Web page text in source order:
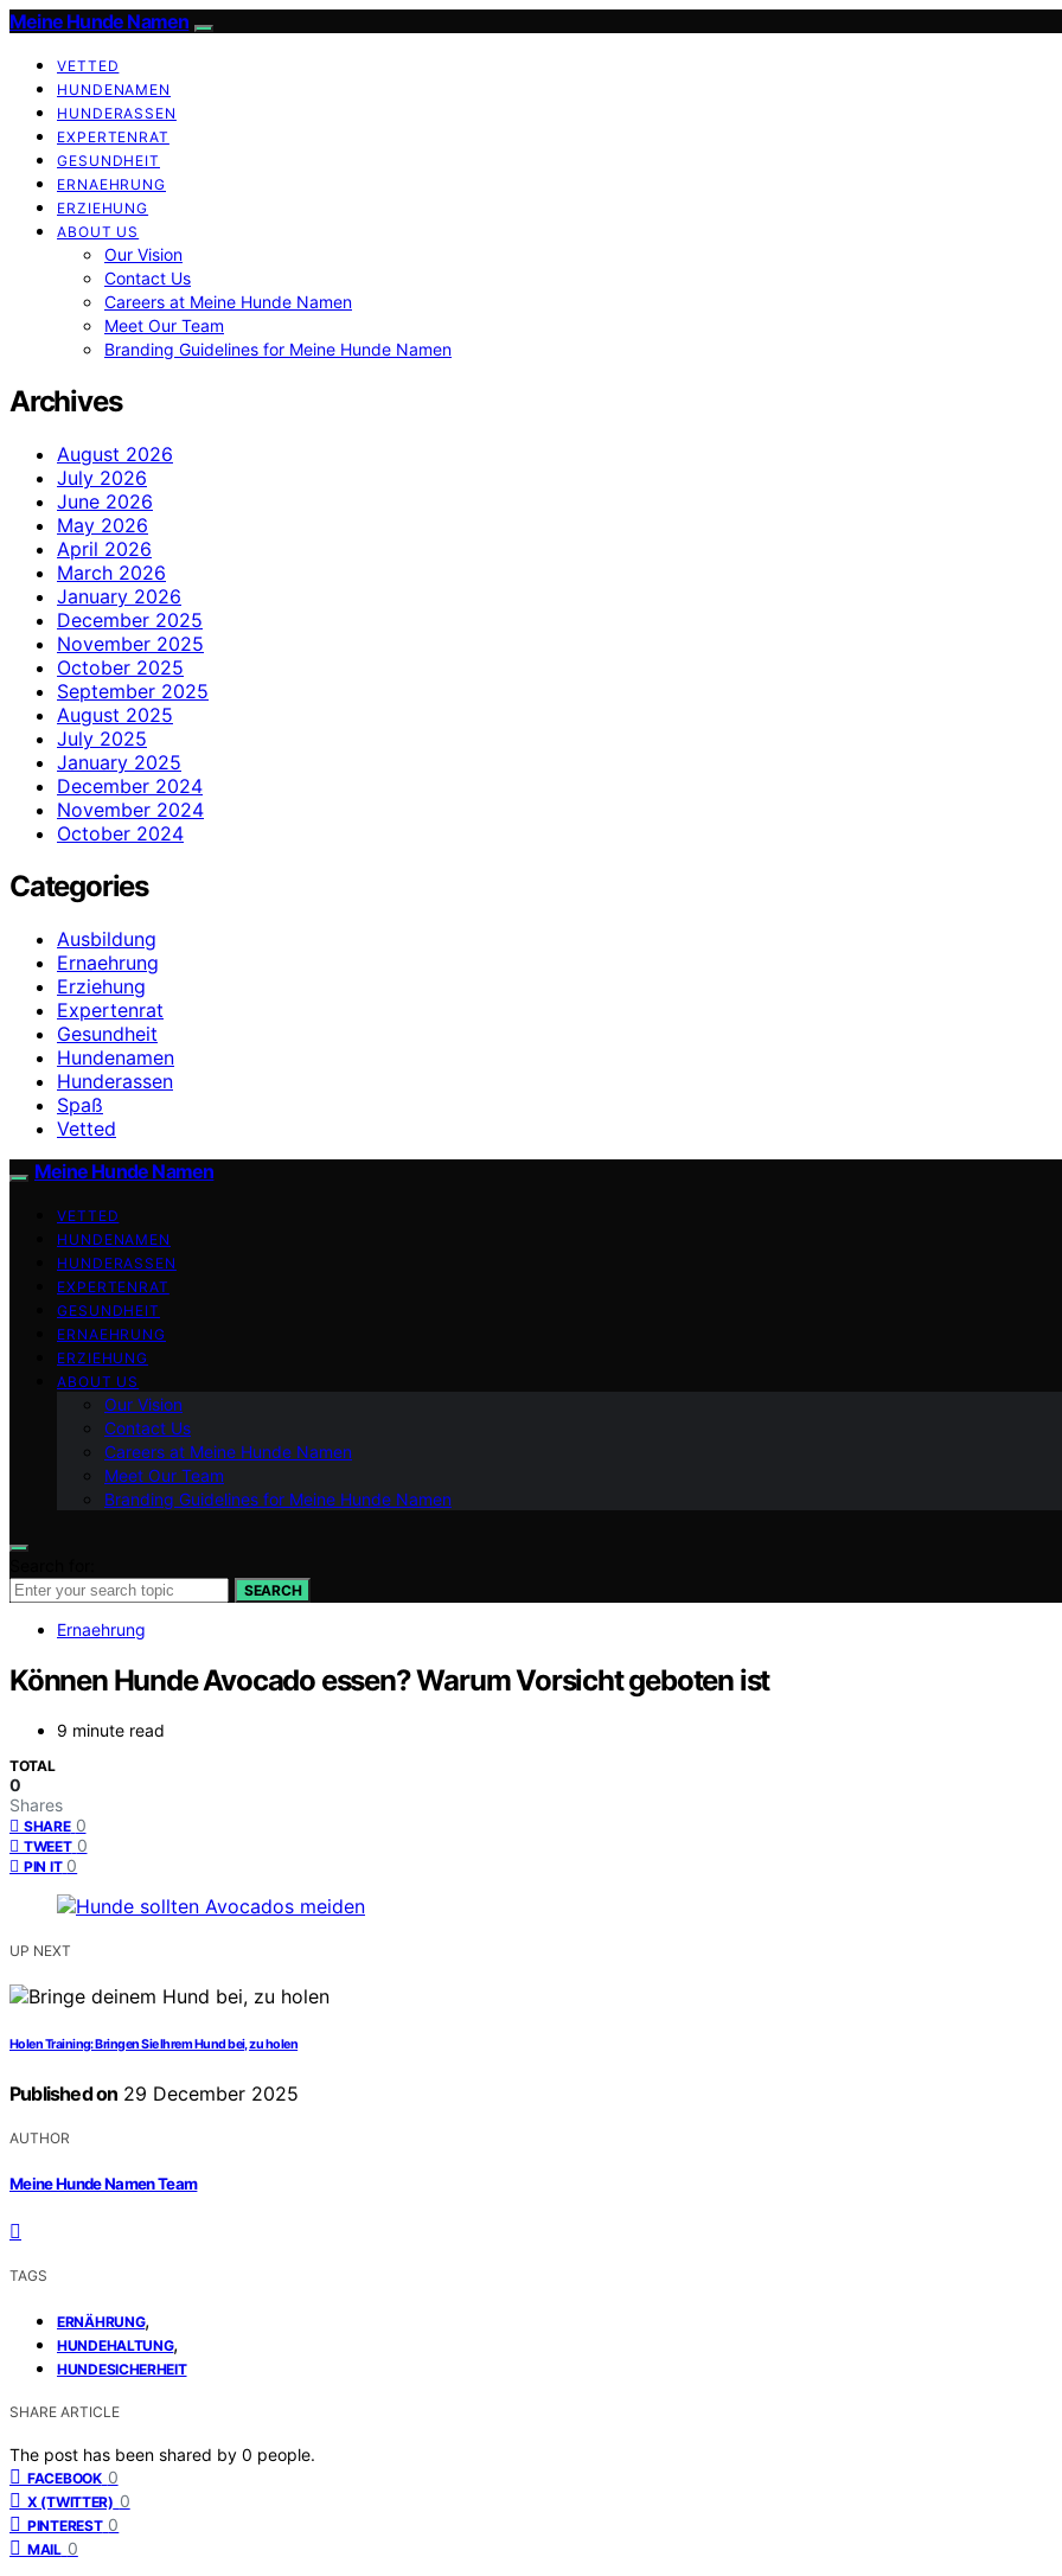
Meine Hunde Namen
VETTED
HUNDENAMEN
HUNDERASSEN
EXPERTENRAT
GESUNDHEIT
ERNAEHRUNG
ERZIEHUNG
ABOUT US
Our Vision
Contact Us
Careers at Meine Hunde Namen
Meet Our Team
Branding Guidelines for Meine Hunde Namen
Archives
August 2026
July 2026
June 2026
May 2026
April 2026
March 2026
January 2026
December 2025
November 2025
October 2025
September 2025
August 2025
July 2025
January 2025
December 2024
November 2024
October 2024
Categories
Ausbildung
Ernaehrung
Erziehung
Expertenrat
Gesundheit
Hundenamen
Hunderassen
Spaß
Vetted
Meine Hunde Namen
VETTED
HUNDENAMEN
HUNDERASSEN
EXPERTENRAT
GESUNDHEIT
ERNAEHRUNG
ERZIEHUNG
ABOUT US
Our Vision
Contact Us
Careers at Meine Hunde Namen
Meet Our Team
Branding Guidelines for Meine Hunde Namen
SEARCH
Ernaehrung
Können Hunde Avocado essen? Warum Vorsicht geboten ist
9 minute read
TOTAL
0
Shares
SHARE 0
TWEET 0
PIN IT 0
UP NEXT
Holen Training: Bringen Sie Ihrem Hund bei, zu holen
Published on 29 December 2025
AUTHOR
Meine Hunde Namen Team
TAGS
ERNÄHRUNG,
HUNDEHALTUNG,
HUNDESICHERHEIT
SHARE ARTICLE
The post has been shared by 0 people.
FACEBOOK 0
X (TWITTER) 0
PINTEREST 0
MAIL 0